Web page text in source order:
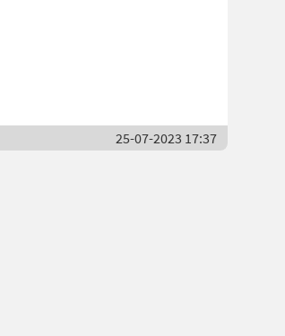
25-07-2023 17:37